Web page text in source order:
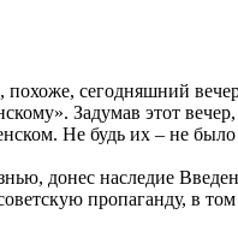
сегодняшний
Задумав этот
Не будь их – не
донес наследие
пропаганду, в том